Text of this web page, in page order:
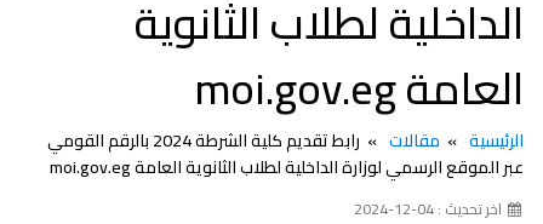
الداخلية لطلاب الثانوية
العامة moi.gov.eg
الرئيسية مقالات
رابط تقديم كلية الشرطة 2024 بالرقم القومي
عبر الموقع الرسمي لوزارة الداخلية لطلاب الثانوية العامة moi.gov.eg
اخر تحديث : 04-12-2024